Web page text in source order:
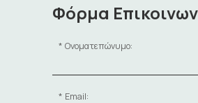
Φόρμα
Ονοματεπώνυμο:
Email: